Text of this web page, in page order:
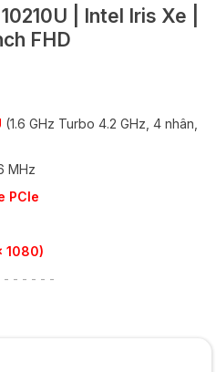
| Intel Iris Xe |
FHD
(1.6 GHz Turbo 4.2 GHz, 4 nhân,
MHz
PCIe
1080)
- - - - - -